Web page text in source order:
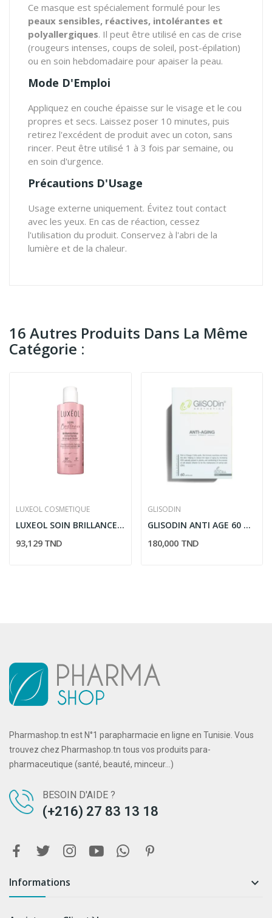
Ce masque est spécialement formulé pour les
peaux sensibles, réactives, intolérantes et
polyallergiques. Il peut être utilisé en cas de crise
(rougeurs intenses, coups de soleil, post-épilation)
ou en soin hebdomadaire pour apaiser la peau.
Mode D'Emploi
Appliquez en couche épaisse sur le visage et le cou
propres et secs. Laissez poser 10 minutes, puis
retirez l'excédent de produit avec un coton, sans
rincer. Peut être utilisé 1 à 3 fois par semaine, ou
en soin d'urgence.
Précautions D'Usage
Usage externe uniquement. Évitez tout contact
avec les yeux. En cas de réaction, cessez
l'utilisation du produit. Conservez à l'abri de la
lumière et de la chaleur.
16 Autres Produits Dans La Même
Catégorie :
LUXEOL COSMETIQUE
LUXEOL SOIN BRILLANCE 200ML
93,129 TND
GLISODIN
GLISODIN ANTI AGE 60 GELULES
180,000 TND
Pharmashop.tn est N°1 parapharmacie en ligne en Tunisie. Vous
trouvez chez Pharmashop.tn tous vos produits para-
pharmaceutique (santé, beauté, minceur...)
BESOIN D'AIDE ?
(+216) 27 83 13 18
Informations 